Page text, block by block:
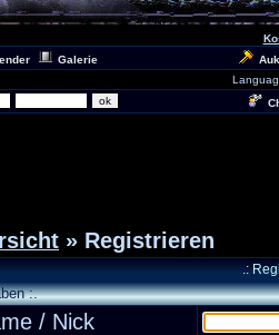
Galerie
» Registrieren
.:
:.
/ Nick